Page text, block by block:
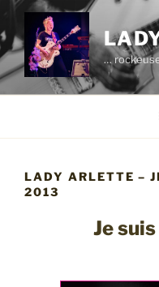
Aller
au
contenu
principal
…
LADY ARLETTE –
2013
Je